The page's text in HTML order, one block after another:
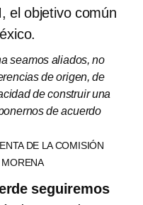
el objetivo común
seamos aliados, no
de origen, de
de construir una
de acuerdo
DE LA COMISIÓN
seguiremos